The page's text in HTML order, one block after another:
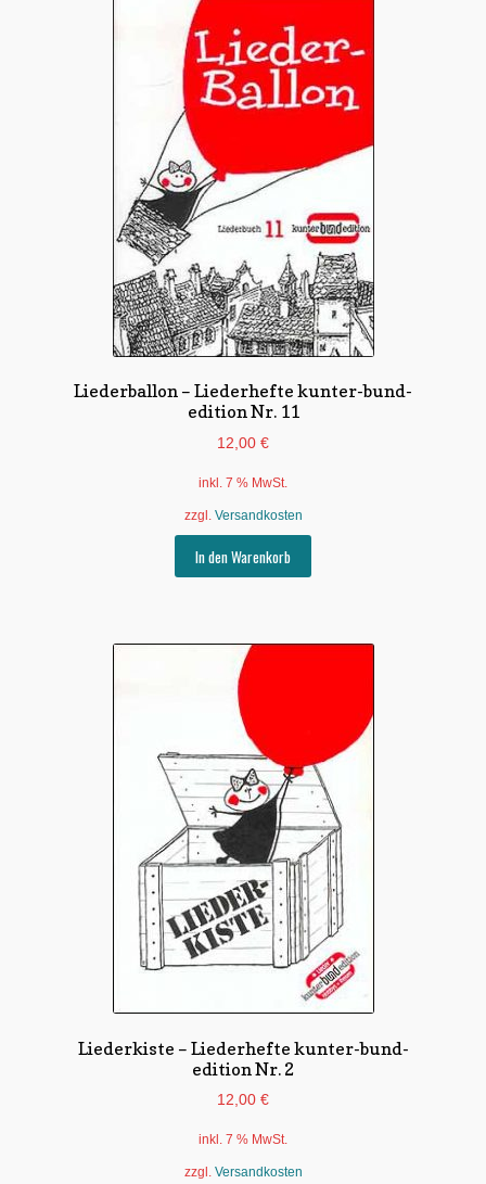
Liederballon – Liederhefte kunter-bund-
edition Nr. 11
12,00 €
inkl. 7 % MwSt.
zzgl. Versandkosten
In den Warenkorb
Liederkiste – Liederhefte kunter-bund-
edition Nr. 2
12,00 €
inkl. 7 % MwSt.
zzgl. Versandkosten